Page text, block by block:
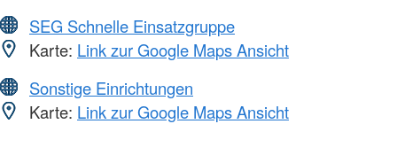
SEG Schnelle Einsatzgruppe
Karte: Link zur Google Maps Ansicht
Sonstige Einrichtungen
Karte: Link zur Google Maps Ansicht